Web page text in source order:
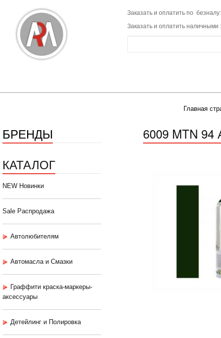
Заказать и оплатить по
Заказать и оплатить наличными
Главная
БРЕНДЫ
КАТАЛОГ
NEW Новинки
Sale Распродажа
Автолюбителям
Автомасла и Смазки
Граффити краска-маркеры-
аксессуары
Детейлинг и Полировка
6009 MTN